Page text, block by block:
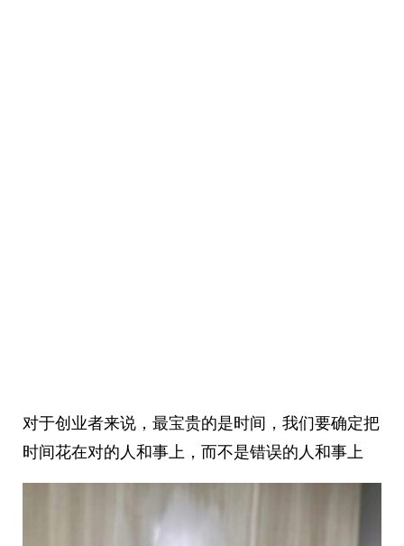
对于创业者来说，最宝贵的是时间，我们要确定把
时间花在对的人和事上，而不是错误的人和事上